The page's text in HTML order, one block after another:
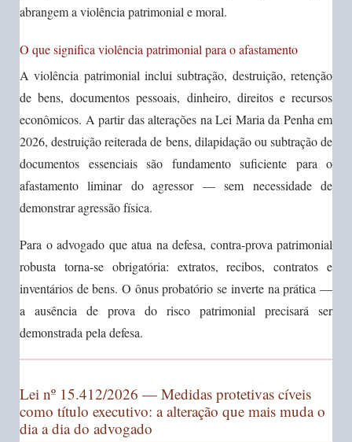
abrangem a violência patrimonial e moral.
O que significa violência patrimonial para o afastamento
A violência patrimonial inclui subtração, destruição, retenção
de bens, documentos pessoais, dinheiro, direitos e recursos
econômicos. A partir das alterações na Lei Maria da Penha em
2026, destruição reiterada de bens, dilapidação ou subtração de
documentos essenciais são fundamento suficiente para o
afastamento liminar do agressor — sem necessidade de
demonstrar agressão física.
Para o advogado que atua na defesa, contra-prova patrimonial
robusta torna-se obrigatória: extratos, recibos, contratos e
inventários de bens. O ônus probatório se inverte na prática —
a ausência de prova do risco patrimonial precisará ser
demonstrada pela defesa.
Lei nº 15.412/2026 — Medidas protetivas cíveis
como título executivo: a alteração que mais muda o
dia a dia do advogado